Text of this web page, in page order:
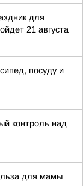
для
21 августа
посуду и
контроль над
для мамы